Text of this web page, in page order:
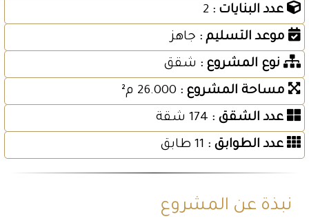
عدد البنايات : 2
موعد التسليم : جاهز
نوع المشروع : شقق
مساحة المشروع : 26.000 م²
عدد الشقق : 174 شقة
عدد الطوابق : 11 طابق
نبذة عن المشروع